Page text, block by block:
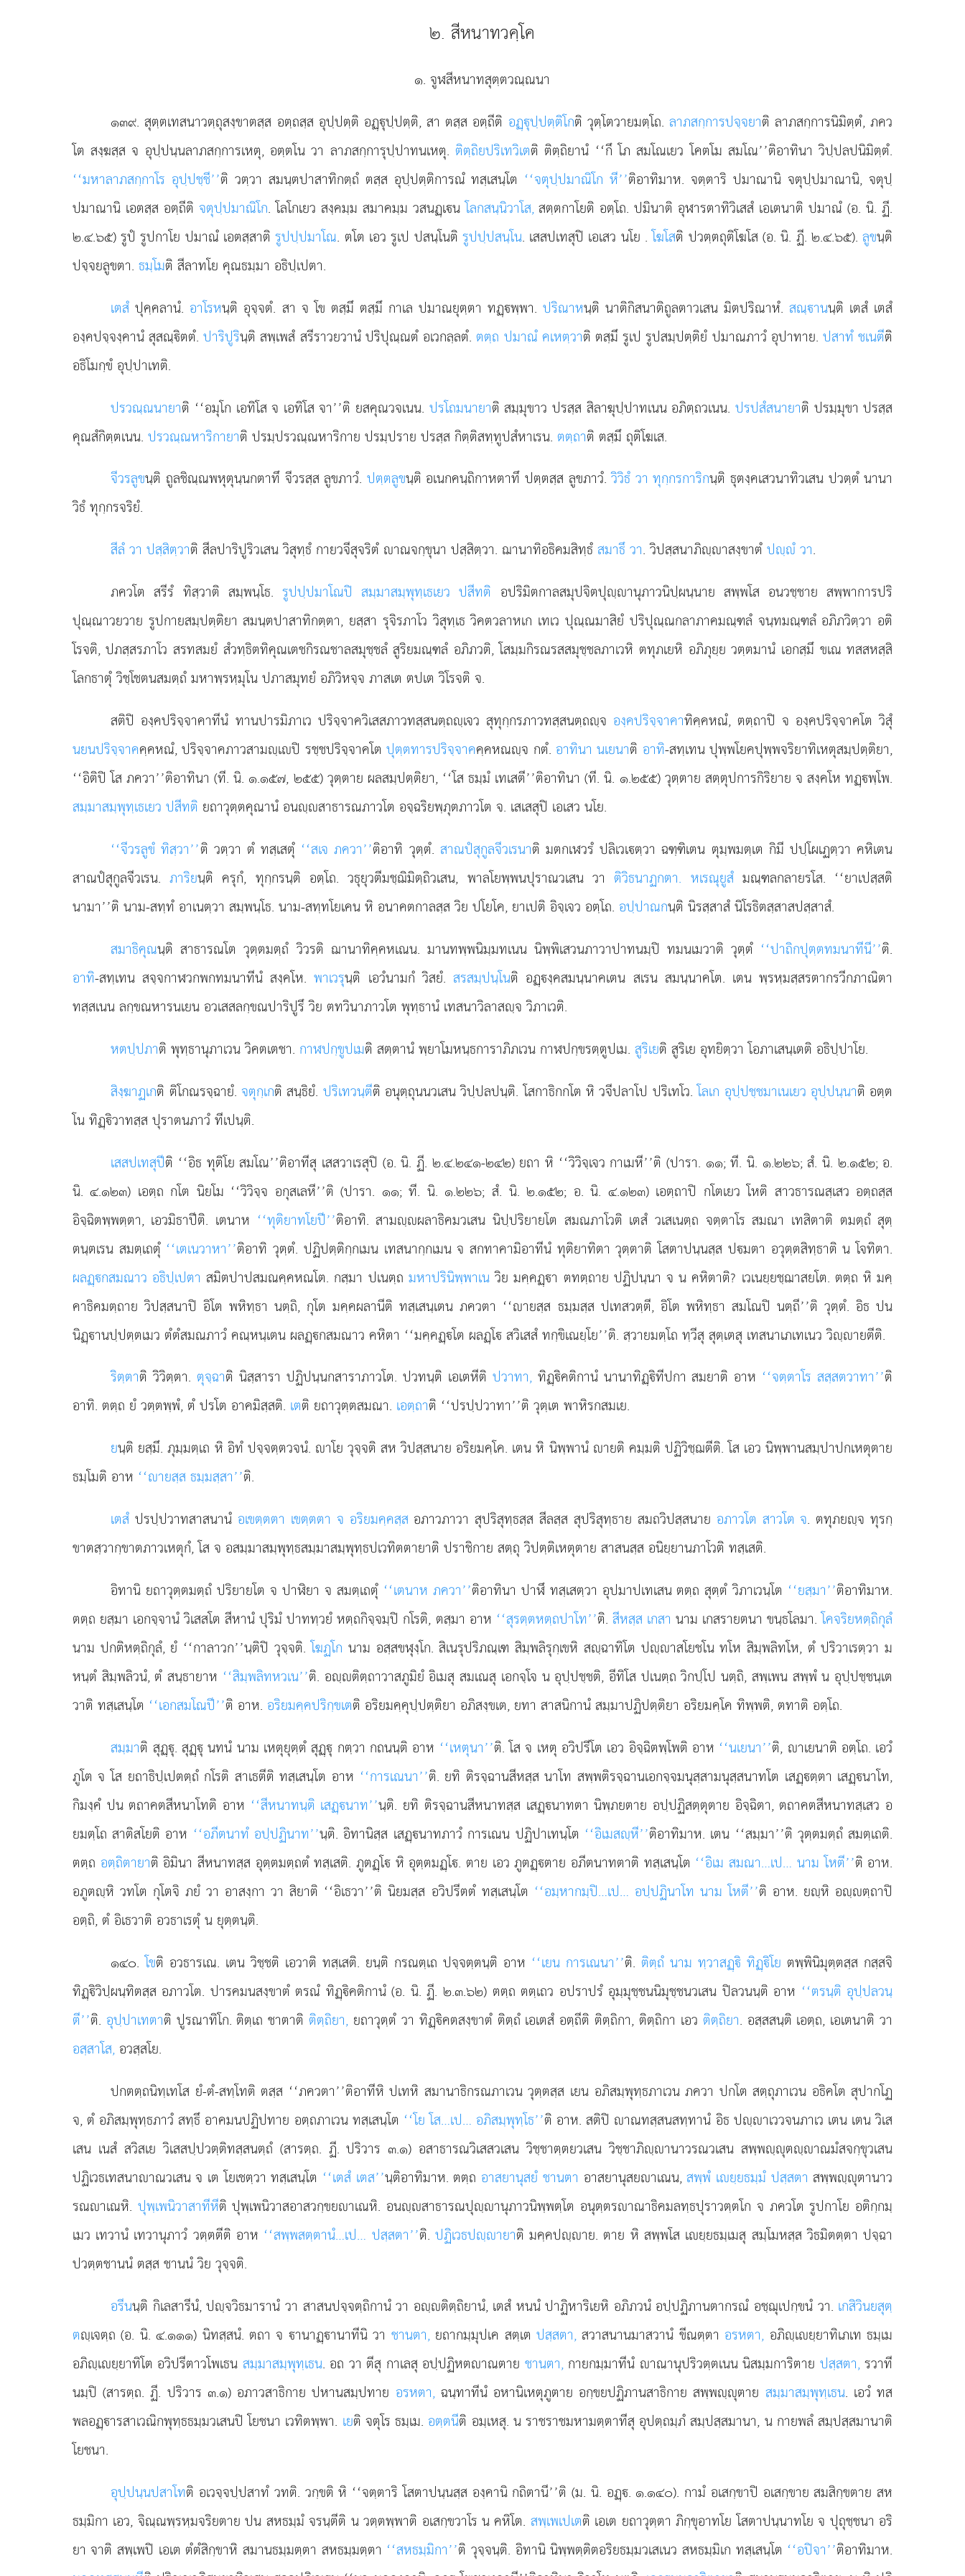
๒. สีหนาทวคฺโค
๑. จูฬสีหนาทสุตฺตวณฺณนา
๑๓๙. สุตฺตเทสนาวตฺถุสงฺขาตสฺส อตฺถสฺส อุปฺปตฺติ อฏฺุปฺปตฺติ, สา ตสฺส อตฺถีติ อฏฺุปฺปตฺติโกติ วุตฺโตวายมตฺโถ. ลาภสกฺการปจฺจยาติ ลาภสกฺการนิมิตฺตํ, ภคว
โต สงฺฆสฺส จ อุปฺปนฺนลาภสกฺการเหตุ, อตฺตโน วา ลาภสกฺการุปฺปาทนเหตุ. ติตฺถิยปริเทวิเตติ ติตฺถิยานํ ‘‘กึ โภ สมโณเยว โคตโม สมโณ’’ติอาทินา วิปฺปลปนิมิตฺตํ.
‘‘มหาลาภสกฺกาโร อุปฺปชฺชี’’ติ วตฺวา สมนฺตปาสาทิกตฺถํ ตสฺส อุปฺปตฺติการณํ ทสฺเสนฺโต ‘‘จตุปฺปมาณิโก หี’’ติอาทิมาห. จตฺตาริ ปมาณานิ จตุปฺปมาณานิ, จตุปฺ
ปมาณานิ เอตสฺส อตฺถีติ จตุปฺปมาณิโก. โลโกเยว สงฺคมฺม สมาคมฺม วสนฏฺเนโลกสนฺนิวาโส,สตฺตกาโยติ อตฺโถ. ปมินาติ อุฬารตาทิวิเสสํ เอเตนาติ ปมาณํ (อ. นิ. ฏี.
๒.๔.๖๕) รูปํ รูปกาโย ปมาณํ เอตสฺสาติรูปปฺปมาโณ. ตโต เอว รูเป ปสนฺโนติ รูปปฺปสนฺโน. เสสปเทสุปิ เอเสว นโย .โฆโสติ ปวตฺตถุติโฆโส (อ. นิ. ฏี. ๒.๔.๖๕).ลูขนฺติ
ปจฺจยลูขตา. ธมฺโมติ สีลาทโย คุณธมฺมา อธิปฺเปตา.
เตสํ ปุคฺคลานํ. อาโรหนฺติ อุจฺจตํ. สา จ โข ตสฺมึ ตสฺมึ กาเล ปมาณยุตฺตา ทฏฺพฺพา. ปริณาหนฺติ นาติกิสนาติถูลตาวเสน มิตปริณาหํ.สณฺานนฺติ เตสํ เตสํ
องฺคปจฺจงฺคานํ สุสณฺิตตํ.ปาริปูรินฺติ สพฺเพสํ สรีราวยวานํ ปริปุณฺณตํ อเวกลฺลตํ. ตตฺถ ปมาณํ คเหตฺวาติ ตสฺมึ รูเป รูปสมฺปตฺติยํ ปมาณภาวํ อุปาทาย.ปสาทํ ชเนตีติ
อธิโมกฺขํ อุปฺปาเทติ.
ปรวณฺณนายาติ ‘‘อมุโก เอทิโส จ เอทิโส จา’’ติ ยสคุณวจเนน. ปรโถมนายาติ สมฺมุขาว ปรสฺส สิลาฆุปฺปาทเนน อภิตฺถวเนน. ปรปสํสนายาติ ปรมฺมุขา ปรสฺส
คุณสํกิตฺตเนน. ปรวณฺณหาริกายาติ ปรมฺปรวณฺณหาริกาย ปรมฺปราย ปรสฺส กิตฺติสทฺทูปสํหาเรน. ตตฺถาติ ตสฺมึ ถุติโฆเส.
จีวรลูขนฺติ ถูลชิณฺณพหุตุนฺนกตาทึ จีวรสฺส ลูขภาวํ. ปตฺตลูขนฺติ อเนกคนฺถิกาหตาทึ ปตฺตสฺส ลูขภาวํ.วิวิธํ วา ทุกฺกรการิกนฺติ ธุตงฺคเสวนาทิวเสน ปวตฺตํ นานา
วิธํ ทุกฺกรจริยํ.
สีลํ วา ปสฺสิตฺวาติ สีลปาริปูริวเสน วิสุทฺธํ กายวจีสุจริตํ าณจกฺขุนา ปสฺสิตฺวา. ฌานาทิอธิคมสิทฺธํสมาธึ วา. วิปสฺสนาภิฺาสงฺขาตํปฺํ วา.
ภควโต สรีรํ ทิสฺวาติ สมฺพนฺโธ.รูปปฺปมาโณปิ สมฺมาสมฺพุทฺเธเยว ปสีทติ อปริมิตกาลสมุปจิตปุฺานุภาวนิปฺผนฺนาย สพฺพโส อนวชฺชาย สพฺพาการปริ
ปุณฺณาวยวาย รูปกายสมฺปตฺติยา สมนฺตปาสาทิกตฺตา, ยสฺสา รุจิรภาโว วิสุทฺเธ วิคตวลาหเก เทเว ปุณฺณมาสิยํ ปริปุณฺณกลาภาคมณฺฑลํ จนฺทมณฺฑลํ อภิภวิตฺวา อติ
โรจติ, ปภสฺสรภาโว สรทสมยํ สํวทฺธิตทิคุณเตชกิรณชาลสมุชฺชลํ สูริยมณฺฑลํ อภิภวติ, โสมฺมกิรณรสสมุชฺชลภาเวหิ ตทุภเยหิ อภิภุยฺย วตฺตมานํ เอกสฺมึ ขเณ ทสสหสฺสิ
โลกธาตุํ วิชฺโชตนสมตฺถํ มหาพฺรหฺมุโน ปภาสมุทยํ อภิวิหจฺจ ภาสเต ตปเต วิโรจติ จ.
สติปิ องฺคปริจฺจาคาทีนํ ทานปารมิภาเว ปริจฺจาควิเสสภาวทสฺสนตฺถฺเจว สุทุกฺกรภาวทสฺสนตฺถฺจ องฺคปริจฺจาคาทิคฺคหณํ, ตตฺถาปิ จ องฺคปริจฺจาคโต วิสุํ
นยนปริจฺจาคคฺคหณํ, ปริจฺจาคภาวสามฺเปิ รชฺชปริจฺจาคโตปุตฺตทารปริจฺจาคคฺคหณฺจ กตํ. อาทินา นเยนาติ อาทิ-สทฺเทน ปุพฺพโยคปุพฺพจริยาทิเหตุสมฺปตฺติยา,
‘‘อิติปิ โส ภควา’’ติอาทินา (ที. นิ. ๑.๑๕๗, ๒๕๕) วุตฺตาย ผลสมฺปตฺติยา, ‘‘โส ธมฺมํ เทเสตี’’ติอาทินา (ที. นิ. ๑.๒๕๕) วุตฺตาย สตฺตุปการกิริยาย จ สงฺคโห ทฏฺพฺโพ.
สมฺมาสมฺพุทฺเธเยว ปสีทติ ยถาวุตฺตคุณานํ อนฺสาธารณภาวโต อจฺฉริยพฺภุตภาวโต จ. เสเสสุปิ เอเสว นโย.
‘‘จีวรลูขํ ทิสฺวา’’ติ วตฺวา ตํ ทสฺเสตุํ ‘‘สเจ ภควา’’ติอาทิ วุตฺตํ. สาณปํสุกูลจีวเรนาติ มตกเฬวรํ ปลิเวเตฺวา ฉฑฺฑิเตน ตุมฺพมตฺเต กิมี ปปฺโผเฏตฺวา คหิเตน
สาณปํสุกูลจีวเรน.ภาริยนฺติ ครุกํ, ทุกฺกรนฺติ อตฺโถ. วธุยุวตีมชฺฌิมิตฺถิวเสน, พาลโยพฺพนปุราณวเสน วา ติวิธนาฏกตา. หเรณุยูสํมณฺฑลกลายรโส. ‘‘ยาเปสฺสติ
นามา’’ติ นาม-สทฺทํ อาเนตฺวา สมฺพนฺโธ. นาม-สทฺทโยเคน หิ อนาคตกาลสฺส วิย ปโยโค, ยาเปติ อิจฺเจว อตฺโถ. อปฺปาณกนฺติ นิรสฺสาสํ นิโรธิตสฺสาสปสฺสาสํ.
สมาธิคุณนฺติ สาธารณโต วุตฺตมตฺถํ วิวรติ ฌานาทิคฺคหเณน. มานทพฺพนิมฺมทเนน นิพฺพิเสวนภาวาปาทนมฺปิ ทมนเมวาติ วุตฺตํ ‘‘ปาถิกปุตฺตทมนาทีนี’’ติ.
อาทิ-สทฺเทน สจฺจกาฬวกพกทมนาทีนํ สงฺคโห.พาเวรุนฺติ เอวํนามกํ วิสยํ.สรสมฺปนฺโนติ อฏฺงฺคสมนฺนาคเตน สเรน สมนฺนาคโต. เตน พฺรหฺมสฺสรตากรวีกภาณิตา
ทสฺสเนน ลกฺขณหารนเยน อวเสสลกฺขณปาริปูรึ วิย ตทวินาภาวโต พุทฺธานํ เทสนาวิลาสฺจ วิภาเวติ.
หตปฺปภาติ พุทฺธานุภาเวน วิคตเตชา. กาฬปกฺขูปเมติ สตฺตานํ พฺยาโมหนฺธการาภิภเวน กาฬปกฺขรตฺตูปเม.สูริเยติ สูริเย อุทยิตฺวา โอภาเสนฺเตติ อธิปฺปาโย.
สิงฺฆาฏเกติ ติโกณรจฺฉายํ. จตุกฺเกติ สนฺธิยํ. ปริเทวนฺตีติ อนุตฺถุนนวเสน วิปฺปลปนฺติ. โสกาธิกกโต หิ วจีปลาโป ปริเทโว.โลเก อุปฺปชฺชมาเนเยว อุปฺปนฺนาติ อตฺต
โน ทิฏฺิวาทสฺส ปุราตนภาวํ ทีเปนฺติ.
เสสปเทสุปีติ ‘‘อิธ ทุติโย สมโณ’’ติอาทีสุ เสสวาเรสุปิ (อ. นิ. ฏี. ๒.๔.๒๔๑-๒๔๒) ยถา หิ ‘‘วิวิจฺเจว กาเมหี’’ติ (ปารา. ๑๑; ที. นิ. ๑.๒๒๖; สํ. นิ. ๒.๑๕๒; อ.
นิ. ๔.๑๒๓) เอตฺถ กโต นิยโม ‘‘วิวิจฺจ อกุสเลหี’’ติ (ปารา. ๑๑; ที. นิ. ๑.๒๒๖; สํ. นิ. ๒.๑๕๒; อ. นิ. ๔.๑๒๓) เอตฺถาปิ กโตเยว โหติ สาวธารณสฺเสว อตฺถสฺส
อิจฺฉิตพฺพตฺตา, เอวมิธาปีติ. เตนาห ‘‘ทุติยาทโยปี’’ติอาทิ. สามฺผลาธิคมวเสน นิปฺปริยายโต สมณภาโวติ เตสํ วเสเนตฺถ จตฺตาโร สมณา เทสิตาติ ตมตฺถํ สุตฺ
ตนฺตเรน สมตฺเถตุํ ‘‘เตเนวาหา’’ติอาทิ วุตฺตํ. ปฏิปตฺติกฺกเมน เทสนากฺกเมน จ สกทาคามิอาทีนํ ทุติยาทิตา วุตฺตาติ โสตาปนฺนสฺส ปมตา อวุตฺตสิทฺธาติ น โจทิตา.
ผลฏฺกสมณาว อธิปฺเปตา สมิตปาปสมณคฺคหณโต. กสฺมา ปเนตฺถ มหาปรินิพฺพาเนวิย มคฺคฏฺา ตทตฺถาย ปฏิปนฺนา จ น คหิตาติ? เวเนยฺยชฺฌาสยโต. ตตฺถ หิ มคฺ
คาธิคมตฺถาย วิปสฺสนาปิ อิโต พหิทฺธา นตฺถิ, กุโต มคฺคผลานีติ ทสฺเสนฺเตน ภควตา ‘‘ายสฺส ธมฺมสฺส ปเทสวตฺตี, อิโต พหิทฺธา สมโณปิ นตฺถี’’ติ วุตฺตํ. อิธ ปน
นิฏฺานปฺปตฺตเมว ตํตํสมณภาวํ คณฺหนฺเตน ผลฏฺกสมณาว คหิตา ‘‘มคฺคฏฺโต ผลฏฺโ สวิเสสํ ทกฺขิเณยฺโย’’ติ. สฺวายมตฺโถ ทฺวีสุ สุตฺเตสุ เทสนาเภเทเนว วิฺายตีติ.
ริตฺตาติ วิวิตฺตา. ตุจฺฉาติ นิสฺสารา ปฏิปนฺนกสาราภาวโต. ปวทนฺติ เอเตหีติ ปวาทา,ทิฏฺิคติกานํ นานาทิฏฺิทีปกา สมยาติ อาห ‘‘จตฺตาโร สสฺสตวาทา’’ติ
อาทิ. ตตฺถ ยํ วตฺตพฺพํ, ตํ ปรโต อาคมิสฺสติ. เตติ ยถาวุตฺตสมณา. เอตฺถาติ ‘‘ปรปฺปวาทา’’ติ วุตฺเต พาหิรกสมเย.
ยนฺติ ยสฺมึ. ภุมฺมตฺเถ หิ อิทํ ปจฺจตฺตวจนํ. าโย วุจฺจติ สห วิปสฺสนาย อริยมคฺโค. เตน หิ นิพฺพานํ ายติ คมฺมติ ปฏิวิชฺฌตีติ. โส เอว นิพฺพานสมฺปาปกเหตุตาย
ธมฺโมติ อาห ‘‘ายสฺส ธมฺมสฺสา’’ติ.
เตสํ ปรปฺปวาทสาสนานํ อเขตฺตตา เขตฺตตา จ อริยมคฺคสฺส อภาวภาวา สุปริสุทฺธสฺส สีลสฺส สุปริสุทฺธาย สมถวิปสฺสนาย อภาวโต สาวโต จ. ตทุภยฺจ ทุรกฺ
ขาตสฺวากฺขาตภาวเหตุกํ, โส จ อสมฺมาสมฺพุทฺธสมฺมาสมฺพุทฺธปเวทิตตายาติ ปราชิกาย สตฺถุ วิปตฺติเหตุตาย สาสนสฺส อนิยฺยานภาโวติ ทสฺเสติ.
อิทานิ ยถาวุตฺตมตฺถํ ปริยายโต จ ปาฬิยา จ สมตฺเถตุํ ‘‘เตนาห ภควา’’ติอาทินา ปาฬึ ทสฺเสตฺวา อุปมาปเทเสน ตตฺถ สุตฺตํ วิภาเวนฺโต ‘‘ยสฺมา’’ติอาทิมาห.
ตตฺถ ยสฺมา เอกจฺจานํ วิเสสโต สีหานํ ปุริมํ ปาททฺวยํ หตฺถกิจฺจมฺปิ กโรติ, ตสฺมา อาห ‘‘สุรตฺตหตฺถปาโท’’ติ. สีหสฺส เกสา นาม เกสรายตนา ขนฺธโลมา.โคจริยหตฺถิกุลํ
นาม ปกติหตฺถิกุลํ, ยํ ‘‘กาลาวก’’นฺติปิ วุจฺจติ.โฆฏโก นาม อสฺสขฬุงฺโก. สิเนรุปริภณฺเฑ สิมฺพลิรุกฺเขหิ สฺฉาทิโต ปฺาสโยชโน ทโห สิมฺพลิทโห, ตํ ปริวาเรตฺวา ม
หนฺตํ สิมฺพลิวนํ, ตํ สนฺธายาห ‘‘สิมฺพลิทหวเน’’ติ. อฺติตฺถาวาสภูมิยํ อิเมสุ สมเณสุ เอกจฺโจ น อุปฺปชฺชติ, อีทิโส ปเนตฺถ วิกปฺโป นตฺถิ, สพฺเพน สพฺพํ น อุปฺปชฺชนฺเต
วาติ ทสฺเสนฺโต ‘‘เอกสมโณปี’’ติ อาห. อริยมคฺคปริกฺขเตติ อริยมคฺคุปฺปตฺติยา อภิสงฺขเต, ยทา สาสนิกานํ สมฺมาปฏิปตฺติยา อริยมคฺโค ทิพฺพติ, ตทาติ อตฺโถ.
สมฺมาติ สุฏฺุ. สุฏฺุ นทนํ นาม เหตุยุตฺตํ สุฏฺุ กตฺวา กถนนฺติ อาห ‘‘เหตุนา’’ติ. โส จ เหตุ อวิปรีโต เอว อิจฺฉิตพฺโพติ อาห ‘‘นเยนา’’ติ, าเยนาติ อตฺโถ. เอวํ
ภูโต จ โส ยถาธิปฺเปตตฺถํ กโรติ สาเธตีติ ทสฺเสนฺโต อาห ‘‘การเณนา’’ติ. ยทิ ติรจฺฉานสีหสฺส นาโท สพฺพติรจฺฉานเอกจฺจมนุสฺสามนุสฺสนาทโต เสฏฺตฺตา เสฏฺนาโท,
กิมงฺคํ ปน ตถาคตสีหนาโทติ อาห ‘‘สีหนาทนฺติ เสฏฺนาท’’นฺติ. ยทิ ติรจฺฉานสีหนาทสฺส เสฏฺนาทตา นิพฺภยตาย อปฺปฏิสตฺตุตาย อิจฺฉิตา, ตถาคตสีหนาทสฺเสว อ
ยมตฺโถ สาติสโยติ อาห ‘‘อภีตนาทํ อปฺปฏินาท’’นฺติ. อิทานิสฺส เสฏฺนาทภาวํ การเณน ปฏิปาเทนฺโต ‘‘อิเมสฺหี’’ติอาทิมาห. เตน ‘‘สมฺมา’’ติ วุตฺตมตฺถํ สมตฺเถติ.
ตตฺถ อตฺถิตายาติ อิมินา สีหนาทสฺส อุตฺตมตฺถตํ ทสฺเสติ. ภูตฏฺโ หิ อุตฺตมฏฺโ. ตาย เอว ภูตฏฺตาย อภีตนาทตาติ ทสฺเสนฺโต ‘‘อิเม สมณา…เป… นาม โหตี’’ติ อาห.
อภูตฺหิ วทโต กุโตจิภยํ วา อาสงฺกา วา สิยาติ ‘‘อิเธวา’’ติ นิยมสฺส อวิปรีตตํ ทสฺเสนฺโต ‘‘อมฺหากมฺปิ…เป… อปฺปฏินาโท นาม โหตี’’ติ อาห. ยฺหิ อฺตฺถาปิ
อตฺถิ, ตํ อิเธวาติ อวธาเรตุํ น ยุตฺตนฺติ.
๑๔๐.โขติ อวธารเณ. เตน วิชฺชติ เอวาติ ทสฺเสติ. ยนฺติ กรณตฺเถ ปจฺจตฺตนฺติ อาห ‘‘เยน การเณนา’’ติ. ติตฺถํ นาม ทฺวาสฏฺิ ทิฏฺิโย ตพฺพินิมุตฺตสฺส กสฺสจิ
ทิฏฺิวิปฺผนฺทิตสฺส อภาวโต. ปารคมนสงฺขาตํ ตรณํ ทิฏฺิคติกานํ (อ. นิ. ฏี. ๒.๓.๖๒) ตตฺถ ตตฺเถว อปราปรํ อุมฺมุชฺชนนิมุชฺชนวเสน ปิลวนนฺติ อาห ‘‘ตรนฺติ อุปฺปลวนฺ
ตี’’ติ. อุปฺปาเทตาติ ปูรณาทิโก. ติตฺเถ ชาตาติ ติตฺถิยา, ยถาวุตฺตํ วา ทิฏฺิคตสงฺขาตํ ติตฺถํ เอเตสํ อตฺถีติ ติตฺถิกา, ติตฺถิกา เอว ติตฺถิยา. อสฺสสนฺติ เอตฺถ, เอเตนาติ วา
อสฺสาโส,อวสฺสโย.
ปกตตฺถนิทฺเทโส ยํ-ตํ-สทฺโทติ ตสฺส ‘‘ภควตา’’ติอาทีหิ ปเทหิ สมานาธิกรณภาเวน วุตฺตสฺส เยน อภิสมฺพุทฺธภาเวน ภควา ปกโต สตฺถุภาเวน อธิคโต สุปากโฏ
จ, ตํ อภิสมฺพุทฺธภาวํ สทฺธึ อาคมนปฏิปทาย อตฺถภาเวน ทสฺเสนฺโต ‘‘โย โส…เป… อภิสมฺพุทฺโธ’’ติ อาห. สติปิ าณทสฺสนสทฺทานํ อิธ ปฺาเววจนภาเว เตน เตน วิเส
เสน เนสํ สวิสเย วิเสสปฺปวตฺติทสฺสนตฺถํ (สารตฺถ. ฏี. ปริวาร ๓.๑) อสาธารณวิเสสวเสน วิชฺชาตฺตยวเสน วิชฺชาภิฺานาวรณวเสน สพฺพฺุตฺาณมํสจกฺขุวเสน
ปฏิเวธเทสนาาณวเสน จ เต โยเชตฺวา ทสฺเสนฺโต ‘‘เตสํ เตส’’นฺติอาทิมาห. ตตฺถ อาสยานุสยํ ชานตา อาสยานุสยาเณน,สพฺพํ เยฺยธมฺมํ ปสฺสตา สพฺพฺุตานาว
รณาเณหิ. ปุพฺเพนิวาสาทีหีติ ปุพฺเพนิวาสอาสวกฺขยาเณหิ. อนฺสาธารณปุฺานุภาวนิพฺพตฺโต อนุตฺตราณาธิคมลทฺธปุราวตฺตโก จ ภควโต รูปกาโย อติกฺกมฺ
เมว เทวานํ เทวานุภาวํ วตฺตตีติ อาห ‘‘สพฺพสตฺตานํ…เป… ปสฺสตา’’ติ. ปฏิเวธปฺายาติ มคฺคปฺาย. ตาย หิ สพฺพโส เยฺยธมฺเมสุ สมฺโมหสฺส วิธมิตตฺตา ปจฺฉา
ปวตฺตชานนํ ตสฺส ชานนํ วิย วุจฺจติ.
อรีนนฺติ กิเลสารีนํ, ปฺจวิธมารานํ วา สาสนปจฺจตฺถิกานํ วา อฺติตฺถิยานํ, เตสํ หนนํ ปาฏิหาริเยหิ อภิภวนํ อปฺปฏิภานตากรณํ อชฺฌุเปกฺขนํ วา. เกสิวินยสุตฺ
ตฺเจตฺถ (อ. นิ. ๔.๑๑๑) นิทสฺสนํ. ตถา จ านาฏฺานาทีนิ วา ชานตา,ยถากมฺมุปเค สตฺเตปสฺสตา, สวาสนานมาสวานํ ขีณตฺตา อรหตา, อภิฺเยฺยาทิเภเท ธมฺเม
อภิฺเยฺยาทิโต อวิปรีตาวโพเธน สมฺมาสมฺพุทฺเธน. อถ วา ตีสุ กาเลสุ อปฺปฏิหตาณตาย ชานตา,กายกมฺมาทีนํ าณานุปริวตฺตเนน นิสมฺมการิตาย ปสฺสตา,รวาที
นมฺปิ (สารตฺถ. ฏี. ปริวาร ๓.๑) อภาวสาธิกาย ปหานสมฺปทาย อรหตา,ฉนฺทาทีนํ อหานิเหตุภูตาย อกฺขยปฏิภานสาธิกาย สพฺพฺุตาย สมฺมาสมฺพุทฺเธน. เอวํ ทส
พลอฏฺารสาเวณิกพุทฺธธมฺมวเสนปิ โยชนา เวทิตพฺพา. เยติ จตุโร ธมฺเม. อตฺตนีติ อมฺเหสุ. น ราชราชมหามตฺตาทีสุ อุปตฺถมฺภํ สมฺปสฺสมานา, น กายพลํ สมฺปสฺสมานาติ
โยชนา.
อุปฺปนฺนปสาโทติ อเวจฺจปฺปสาทํ วทติ. วกฺขติ หิ ‘‘จตฺตาริ โสตาปนฺนสฺส องฺคานิ กถิตานี’’ติ(ม. นิ. อฏฺ. ๑.๑๔๐). กามํ อเสกฺขาปิ อเสกฺขาย สมสิกฺขตาย สห
ธมฺมิกา เอว, จิณฺณพฺรหฺมจริยตาย ปน สหธมฺมํ จรนฺตีติ น วตฺตพฺพาติ อเสกฺขวาโร น คหิโต. สพฺเพเปเตติ เอเต ยถาวุตฺตา ภิกฺขุอาทโย โสตาปนฺนาทโย จ ปุถุชฺชนา อริ
ยา จาติ สพฺเพปิ เอเต ตํตํสิกฺขาหิ สมานธมฺมตฺตา สหธมฺมตฺตา ‘‘สหธมฺมิกา’’ติ วุจฺจนฺติ. อิทานิ นิพฺพตฺติตอริยธมฺมวเสเนว สหธมฺมิเก ทสฺเสนฺโต ‘‘อปิจา’’ติอาทิมาห.